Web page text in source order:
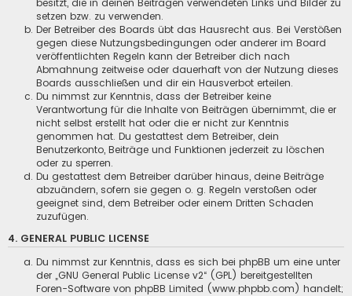
besitzt, die in deinen Beiträgen verwendeten Links und Bilder zu
setzen bzw. zu verwenden.
Der Betreiber des Boards übt das Hausrecht aus. Bei Verstößen
gegen diese Nutzungsbedingungen oder anderer im Board
veröffentlichten Regeln kann der Betreiber dich nach
Abmahnung zeitweise oder dauerhaft von der Nutzung dieses
Boards ausschließen und dir ein Hausverbot erteilen.
Du nimmst zur Kenntnis, dass der Betreiber keine
Verantwortung für die Inhalte von Beiträgen übernimmt, die er
nicht selbst erstellt hat oder die er nicht zur Kenntnis
genommen hat. Du gestattest dem Betreiber, dein
Benutzerkonto, Beiträge und Funktionen jederzeit zu löschen
oder zu sperren.
Du gestattest dem Betreiber darüber hinaus, deine Beiträge
abzuändern, sofern sie gegen o. g. Regeln verstoßen oder
geeignet sind, dem Betreiber oder einem Dritten Schaden
zuzufügen.
4. GENERAL PUBLIC LICENSE
Du nimmst zur Kenntnis, dass es sich bei phpBB um eine unter
der „GNU General Public License v2“ (GPL) bereitgestellten
Foren-Software von phpBB Limited (www.phpbb.com) handelt;